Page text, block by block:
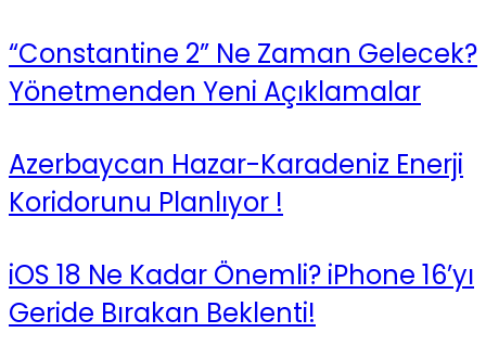
“Constantine 2” Ne Zaman Gelecek?
Yönetmenden Yeni Açıklamalar
Azerbaycan Hazar-Karadeniz Enerji
Koridorunu Planlıyor !
iOS 18 Ne Kadar Önemli? iPhone 16’yı
Geride Bırakan Beklenti!